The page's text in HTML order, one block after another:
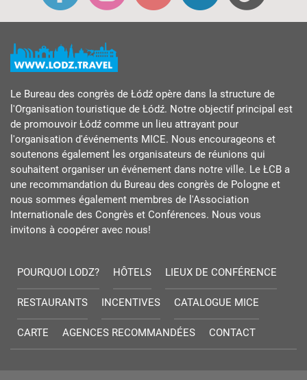
Le Bureau des congrès de Łódź opère dans la structure de
l'Organisation touristique de Łódź. Notre objectif principal est
de promouvoir Łódź comme un lieu attrayant pour
l'organisation d'événements MICE. Nous encourageons et
soutenons également les organisateurs de réunions qui
souhaitent organiser un événement dans notre ville. Le ŁCB a
une recommandation du Bureau des congrès de Pologne et
nous sommes également membres de l'Association
Internationale des Congrès et Conférences. Nous vous
invitons à coopérer avec nous!
POURQUOI LODZ? HÔTELS LIEUX DE CONFÉRENCE
RESTAURANTS INCENTIVES CATALOGUE MICE
CARTE AGENCES RECOMMANDÉES CONTACT